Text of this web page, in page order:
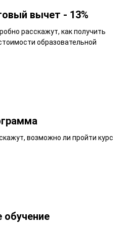
вычет - 13%
расскажут, как получить
образовательной
возможно ли пройти курс
обучение